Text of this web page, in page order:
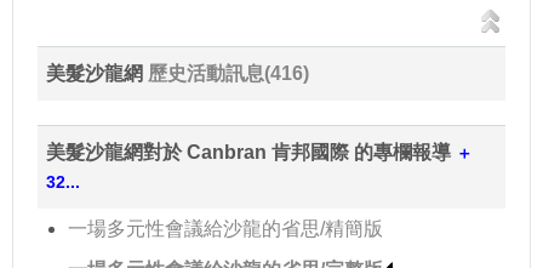
美髮沙龍網 歷史活動訊息(416)
美髮沙龍網對於 Canbran 肯邦國際 的專欄報導 ＋
32...
一場多元性會議給沙龍的省思/精簡版